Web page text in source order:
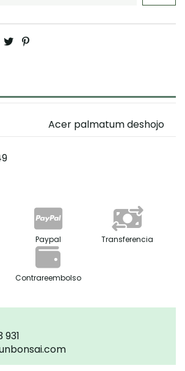
Acer palmatum deshojo
Paypal Transferencia
Contrareembolso
931